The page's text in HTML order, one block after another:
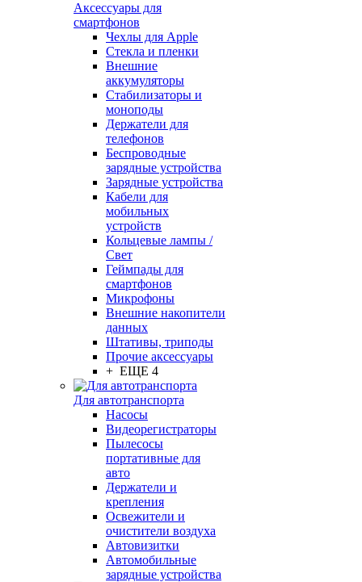
Аксессуары для
смартфонов
Чехлы для Apple
Стекла и пленки
Внешние
аккумуляторы
Стабилизаторы и
моноподы
Держатели для
телефонов
Беспроводные
зарядные устройства
Зарядные устройства
Кабели для
мобильных
устройств
Кольцевые лампы /
Свет
Геймпады для
смартфонов
Микрофоны
Внешние накопители
данных
Штативы, триподы
Прочие аксессуары
+ ЕЩЕ 4
Для автотранспорта
Насосы
Видеорегистраторы
Пылесосы
портативные для
авто
Держатели и
крепления
Освежители и
очистители воздуха
Автовизитки
Автомобильные
зарядные устройства